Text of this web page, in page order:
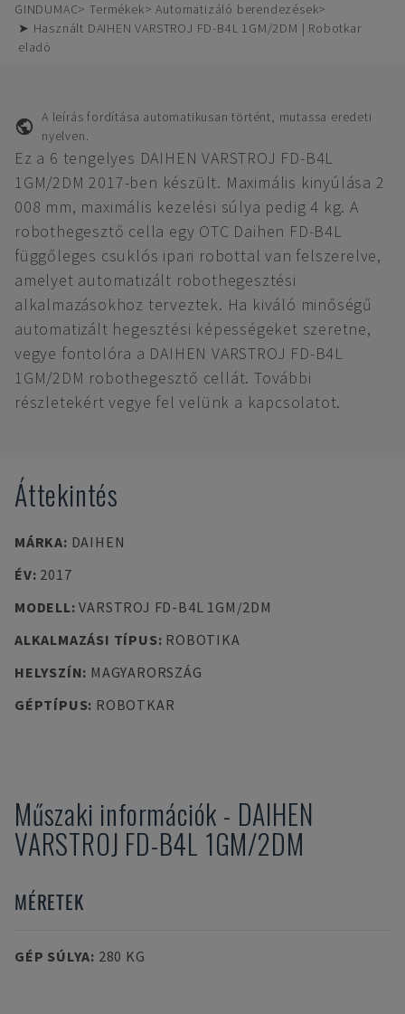
GINDUMAC Termékek
Automatizáló berendezések
➤ Használt DAIHEN VARSTROJ FD-B4L 1GM/2DM | Robotkar
eladó
A leírás fordítása automatikusan történt, mutassa eredeti
nyelven.
Ez a 6 tengelyes DAIHEN VARSTROJ FD-B4L
1GM/2DM 2017-ben készült. Maximális kinyúlása 2
008 mm, maximális kezelési súlya pedig 4 kg. A
robothegesztő cella egy OTC Daihen FD-B4L
függőleges csuklós ipari robottal van felszerelve,
amelyet automatizált robothegesztési
alkalmazásokhoz terveztek. Ha kiváló minőségű
automatizált hegesztési képességeket szeretne,
vegye fontolóra a DAIHEN VARSTROJ FD-B4L
1GM/2DM robothegesztő cellát. További
részletekért vegye fel velünk a kapcsolatot.
Áttekintés
MÁRKA: DAIHEN
ÉV: 2017
MODELL:VARSTROJ FD-B4L 1GM/2DM
ALKALMAZÁSI TÍPUS: ROBOTIKA
HELYSZÍN: MAGYARORSZÁG
GÉPTÍPUS: ROBOTKAR
Műszaki információk - DAIHEN
VARSTROJ FD-B4L 1GM/2DM
MÉRETEK
GÉP SÚLYA: 280 KG